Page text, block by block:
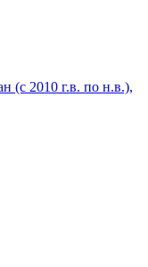
(с 2010 г.в. по н.в.),